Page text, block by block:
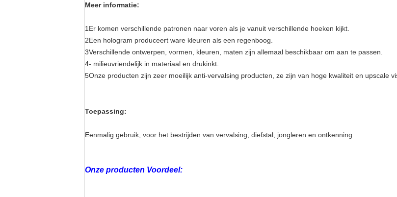
Meer informatie:
1Er komen verschillende patronen naar voren als je vanuit verschillende hoeken kijkt.
2Een hologram produceert ware kleuren als een regenboog.
3Verschillende ontwerpen, vormen, kleuren, maten zijn allemaal beschikbaar om aan te passen.
4- milieuvriendelijk in materiaal en drukinkt.
5Onze producten zijn zeer moeilijk anti-vervalsing producten, ze zijn van hoge kwaliteit en upscale
Toepassing:
Eenmalig gebruik, voor het bestrijden van vervalsing, diefstal, jongleren en ontkenning
Onze producten Voordeel: